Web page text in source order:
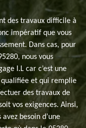
des travaux difficile à
impératif que vous
Dans cas, pour
nous vous
I.L car c’est une
et qui remplie
des travaux de
vos exigences. Ainsi,
besoin d’une